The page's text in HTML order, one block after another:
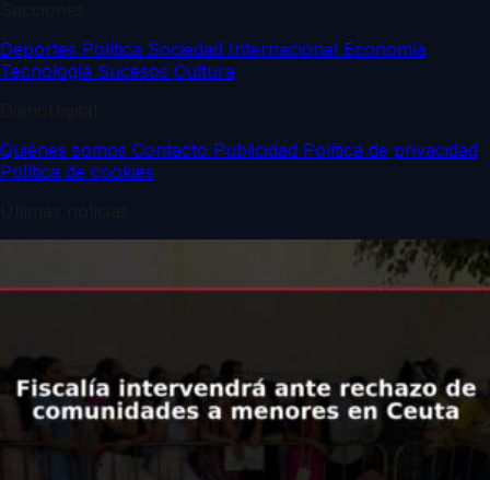
Deportes Política Sociedad Internacional Economía
Tecnología Sucesos Cultura
Quiénes somos Contacto Publicidad Política de privacidad
Política de cookies